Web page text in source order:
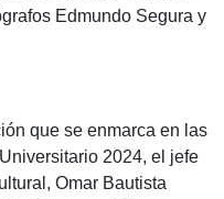
Edmundo Segura y
que se enmarca en las
2024, el jefe
Omar Bautista